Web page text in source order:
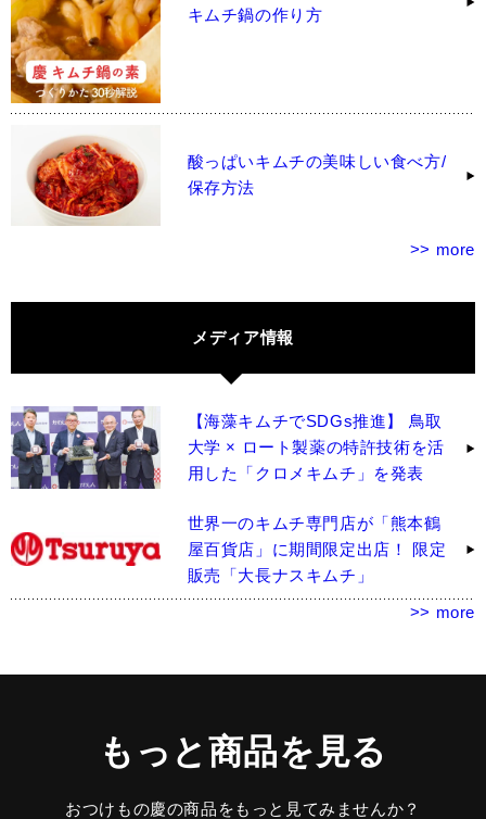
キムチ鍋の作り方
酸っぱいキムチの美味しい食べ方/
保存方法
>> more
メディア情報
【海藻キムチでSDGs推進】 鳥取
大学 × ロート製薬の特許技術を活
用した「クロメキムチ」を発表
世界一のキムチ専門店が「熊本鶴
屋百貨店」に期間限定出店！ 限定
販売「大長ナスキムチ」
>> more
もっと商品を見る
おつけもの慶の商品をもっと見てみませんか？